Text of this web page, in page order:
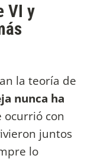
VI y
la teoría de
nunca ha
ocurrió con
juntos
lo